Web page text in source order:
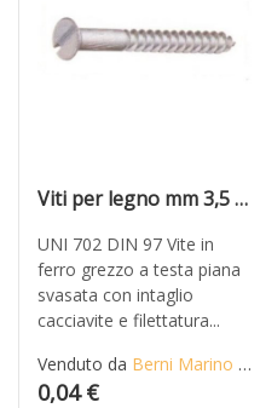
Viti per legno mm 3,5 x 25 in ferro grezzo T.P.S. taglio cacciavite
UNI 702 DIN 97 Vite in
ferro grezzo a testa piana
svasata con intaglio
cacciavite e filettatura...
Venduto da Berni Marino di Mario S.n.c.
0,04 €